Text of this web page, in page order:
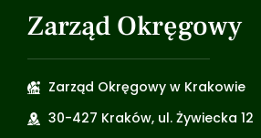
Zarząd Okręgowy
Zarząd Okręgowy w Krakowie
30-427 Kraków, ul. Żywiecka 12